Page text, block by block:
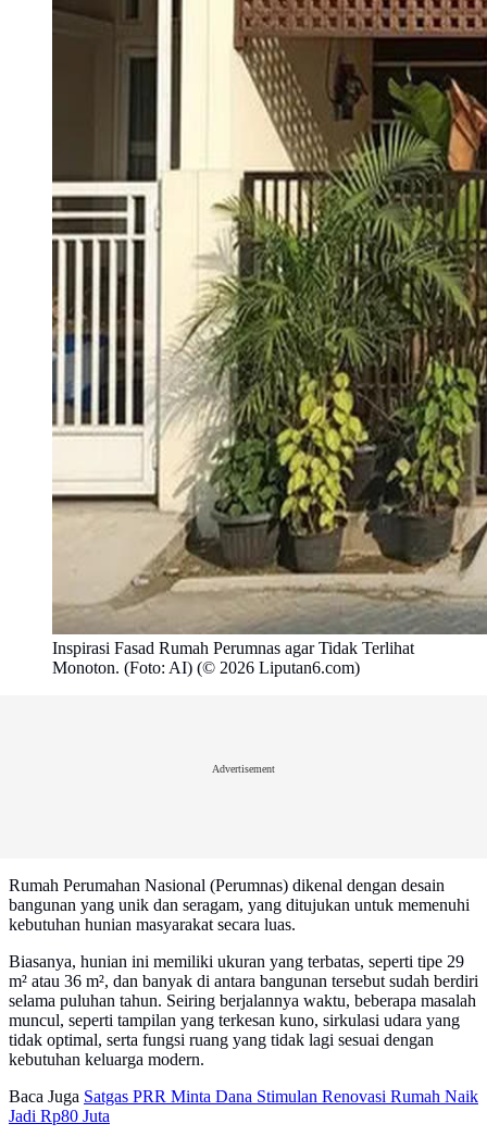
Inspirasi Fasad Rumah Perumnas agar Tidak Terlihat
Monoton. (Foto: AI) (© 2026 Liputan6.com)
Advertisement
Rumah Perumahan Nasional (Perumnas) dikenal dengan desain
bangunan yang unik dan seragam, yang ditujukan untuk memenuhi
kebutuhan hunian masyarakat secara luas.
Biasanya, hunian ini memiliki ukuran yang terbatas, seperti tipe 29
m² atau 36 m², dan banyak di antara bangunan tersebut sudah berdiri
selama puluhan tahun. Seiring berjalannya waktu, beberapa masalah
muncul, seperti tampilan yang terkesan kuno, sirkulasi udara yang
tidak optimal, serta fungsi ruang yang tidak lagi sesuai dengan
kebutuhan keluarga modern.
Baca Juga Satgas PRR Minta Dana Stimulan Renovasi Rumah Naik
Jadi Rp80 Juta